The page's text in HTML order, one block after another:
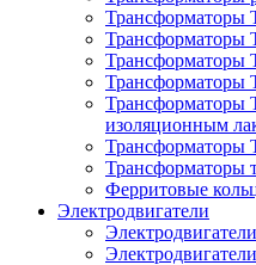
Трансформаторы
изоляционным
Трансформаторы
Ферритовые
Электродвигатели